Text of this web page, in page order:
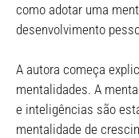
como adotar uma
desenvolvimento
A autora começa
mentalidades. A
e inteligências são
mentalidade de